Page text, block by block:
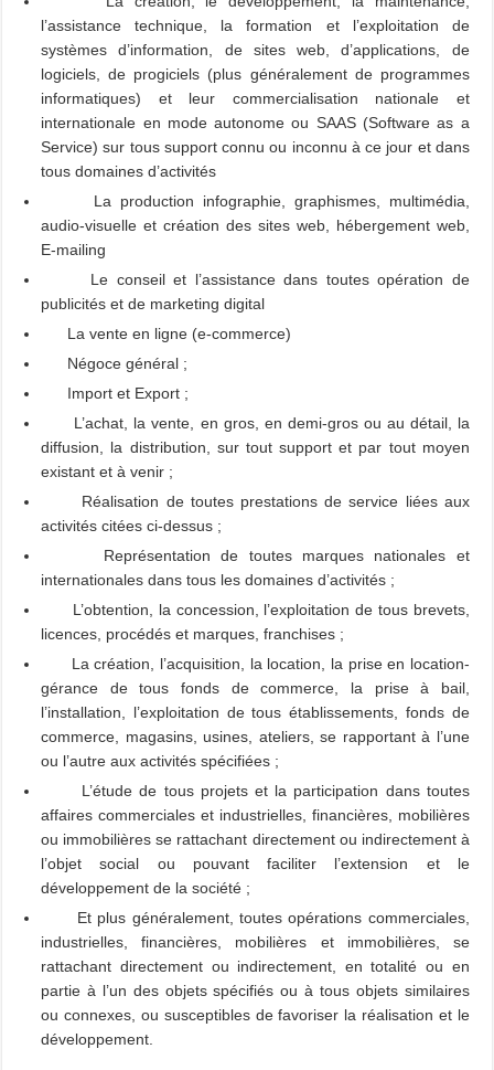
l’assistance technique, la formation et l’exploitation de
systèmes d’information, de sites web, d’applications, de
logiciels, de progiciels (plus généralement de programmes
informatiques) et leur commercialisation nationale et
internationale en mode autonome ou SAAS (Software as a
Service) sur tous support connu ou inconnu à ce jour et dans
tous domaines d’activités
La production infographie, graphismes, multimédia,
audio-visuelle et création des sites web, hébergement web,
E-mailing
Le conseil et l’assistance dans toutes opération de
publicités et de marketing digital
La vente en ligne (e-commerce)
Négoce général ;
Import et Export ;
L’achat, la vente, en gros, en demi-gros ou au détail, la
diffusion, la distribution, sur tout support et par tout moyen
existant et à venir ;
Réalisation de toutes prestations de service liées aux
activités citées ci-dessus ;
Représentation de toutes marques nationales et
internationales dans tous les domaines d’activités ;
L’obtention, la concession, l’exploitation de tous brevets,
licences, procédés et marques, franchises ;
La création, l’acquisition, la location, la prise en location-
gérance de tous fonds de commerce, la prise à bail,
l’installation, l’exploitation de tous établissements, fonds de
commerce, magasins, usines, ateliers, se rapportant à l’une
ou l’autre aux activités spécifiées ;
L’étude de tous projets et la participation dans toutes
affaires commerciales et industrielles, financières, mobilières
ou immobilières se rattachant directement ou indirectement à
l’objet social ou pouvant faciliter l’extension et le
développement de la société ;
Et plus généralement, toutes opérations commerciales,
industrielles, financières, mobilières et immobilières, se
rattachant directement ou indirectement, en totalité ou en
partie à l’un des objets spécifiés ou à tous objets similaires
ou connexes, ou susceptibles de favoriser la réalisation et le
développement.